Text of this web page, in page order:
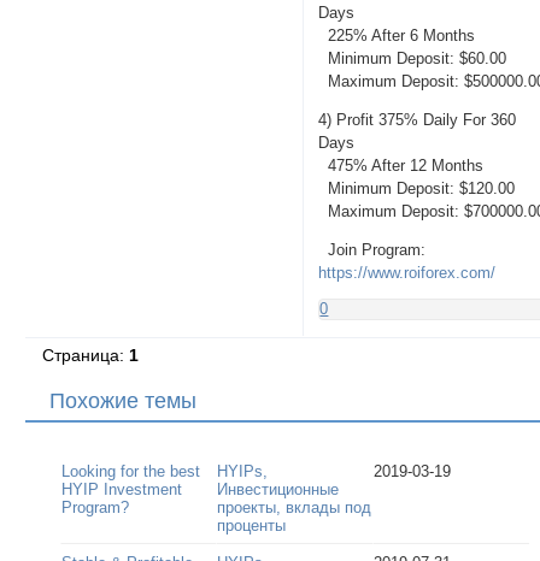
Days
225% After 6 Months
Minimum Deposit: $60.00
Maximum Deposit:
4) Profit 375% Daily For 360
Days
475% After 12 Months
Minimum Deposit: $120.00
Maximum Deposit:
Join Program:
https://www.roiforex.com/
0
Страница: 1
Похожие темы
Looking for the best
HYIP Investment
Program?
HYIPs,
Инвестиционные
проекты, вклады под
проценты
2019-03-19